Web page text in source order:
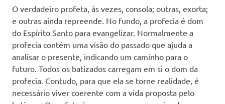
O verdadeiro profeta, às vezes, consola; outras, exorta;
e outras ainda repreende. No fundo, a profecia é dom
do Espírito Santo para evangelizar. Normalmente a
profecia contém uma visão do passado que ajuda a
analisar o presente, indicando um caminho para o
futuro. Todos os batizados carregam em si o dom da
profecia. Contudo, para que ela se torne realidade, é
necessário viver coerente com a vida proposta pelo